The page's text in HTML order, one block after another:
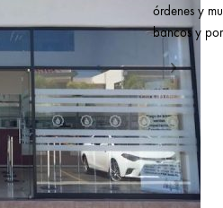
órdenes y
bancos y